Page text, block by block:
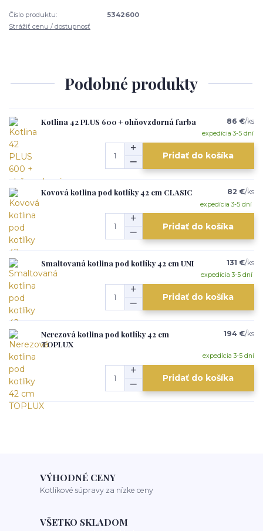
Číslo produktu:
5342600
Strážiť cenu / dostupnosť
Podobné produkty
Kotlina 42 PLUS 600 + ohňovzdorná farba 86 €/ks
expedícia 3-5 dní
Pridať do košíka
Kovová kotlina pod kotlíky 42 cm CLASIC 82 €/ks
expedícia 3-5 dní
Pridať do košíka
Smaltovaná kotlina pod kotlíky 42 cm UNI 131 €/ks
expedícia 3-5 dní
Pridať do košíka
Nerezová kotlina pod kotlíky 42 cm
TOPLUX
194 €/ks
expedícia 3-5 dní
Pridať do košíka
VÝHODNÉ CENY
Kotlíkové súpravy za nízke ceny
VŠETKO SKLADOM